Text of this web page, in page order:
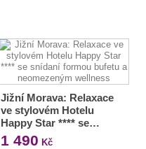
Jižní Morava: Relaxace
ve stylovém Hotelu
Happy Star **** se…
1 490 Kč